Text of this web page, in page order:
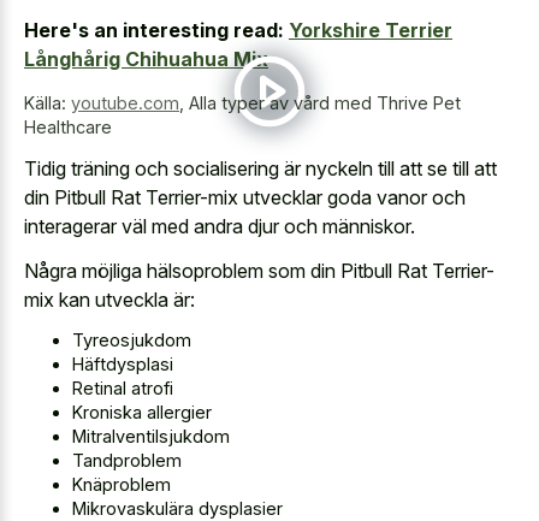
Here's an interesting read: Yorkshire Terrier
Långhårig Chihuahua Mix
Källa: youtube.com Alla typer av vård med Thrive Pet
Healthcare
Tidig träning och socialisering är nyckeln till att se till att
din Pitbull Rat Terrier-mix utvecklar goda vanor och
interagerar väl med andra djur och människor.
Några möjliga hälsoproblem som din Pitbull Rat Terrier-
mix kan utveckla är:
Tyreosjukdom
Häftdysplasi
Retinal atrofi
Kroniska allergier
Mitralventilsjukdom
Tandproblem
Knäproblem
Mikrovaskulära dysplasier